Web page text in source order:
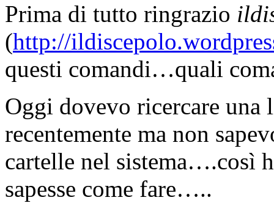
Prima di tutto ringrazio
(http://
questi comandi…quali
Oggi dovevo ricercare una
recentemente ma non
cartelle nel sistema….così
sapesse come fare…..